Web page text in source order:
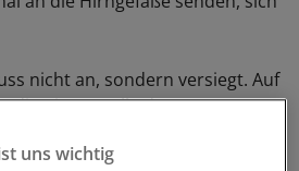
nicht an, sondern versiegt. Auf
die Riesenwelle den
Centrum für
uns wichtig